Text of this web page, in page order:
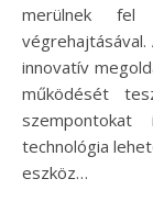
merülnek
innovatív
működését
technológia
eszköz…